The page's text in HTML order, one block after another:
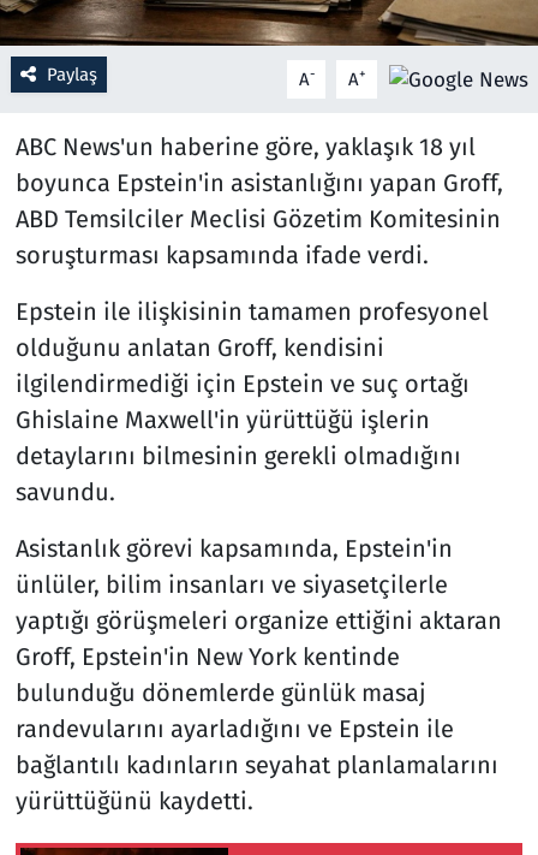
Paylaş A- A+
ABC News'un haberine göre, yaklaşık 18 yıl
boyunca Epstein'in asistanlığını yapan Groff,
ABD Temsilciler Meclisi Gözetim Komitesinin
soruşturması kapsamında ifade verdi.
Epstein ile ilişkisinin tamamen profesyonel
olduğunu anlatan Groff, kendisini
ilgilendirmediği için Epstein ve suç ortağı
Ghislaine Maxwell'in yürüttüğü işlerin
detaylarını bilmesinin gerekli olmadığını
savundu.
Asistanlık görevi kapsamında, Epstein'in
ünlüler, bilim insanları ve siyasetçilerle
yaptığı görüşmeleri organize ettiğini aktaran
Groff, Epstein'in New York kentinde
bulunduğu dönemlerde günlük masaj
randevularını ayarladığını ve Epstein ile
bağlantılı kadınların seyahat planlamalarını
yürüttüğünü kaydetti.
Seçim 2023
Teknoloji ve Bilim